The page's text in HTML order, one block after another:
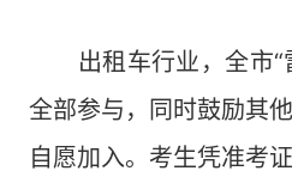
出租车行业，全市“
全部参与，同时鼓励其
自愿加入。考生凭准考